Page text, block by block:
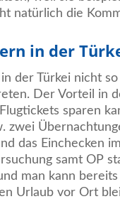
natürlich die
in der
der Türkei nicht
Der Vorteil in
sparen
zwei
das Einchecken
samt OP
man kann bereits
Urlaub vor Ort